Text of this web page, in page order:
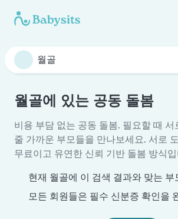
월골에 있는 공동 돌봄
비용 부담 없는 공동 돌봄. 필요할 때
줄 가까운 부모들을 만나보세요. 서로
무료이고 유연한 신뢰 기반 돌봄 방식
현재 월골에 이 검색 결과와 맞는 부
모든 회원들은 필수 신분증 확인을